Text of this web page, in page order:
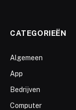
CATEGORIEËN
Algemeen
App
Bedrijven
Computer